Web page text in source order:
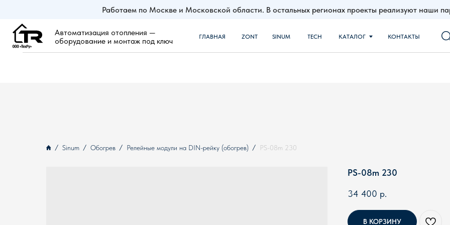
Работаем по Москве и Московской области. В остальных регионах проекты реализуют наши
Автоматизация отопления —
оборудование и монтаж под ключ
Sinum Обогрев Релейные модули на DIN-рейку (обогрев) PS-08m 230
PS-08m 230
34 400 р.
В КОРЗИНУ